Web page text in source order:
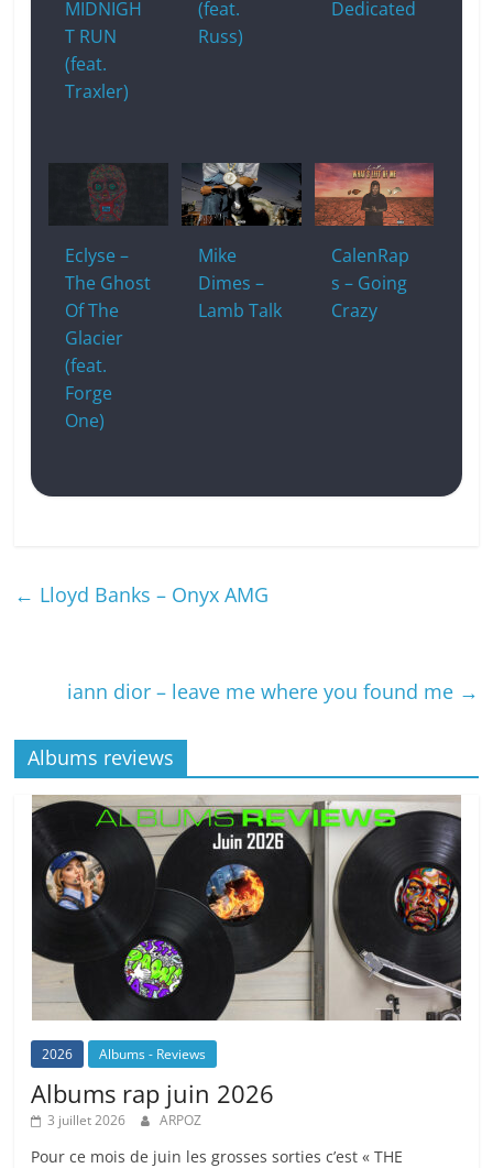
MIDNIGH
T RUN
(feat.
Traxler)
(feat.
Russ)
Dedicated
Eclyse –
The Ghost
Of The
Glacier
(feat.
Forge
One)
Mike
Dimes –
Lamb Talk
CalenRap
s – Going
Crazy
← Lloyd Banks – Onyx AMG
iann dior – leave me where you found me →
Albums reviews
2026 Albums - Reviews
Albums rap juin 2026
3 juillet 2026 ARPOZ
Pour ce mois de juin les grosses sorties c’est « THE